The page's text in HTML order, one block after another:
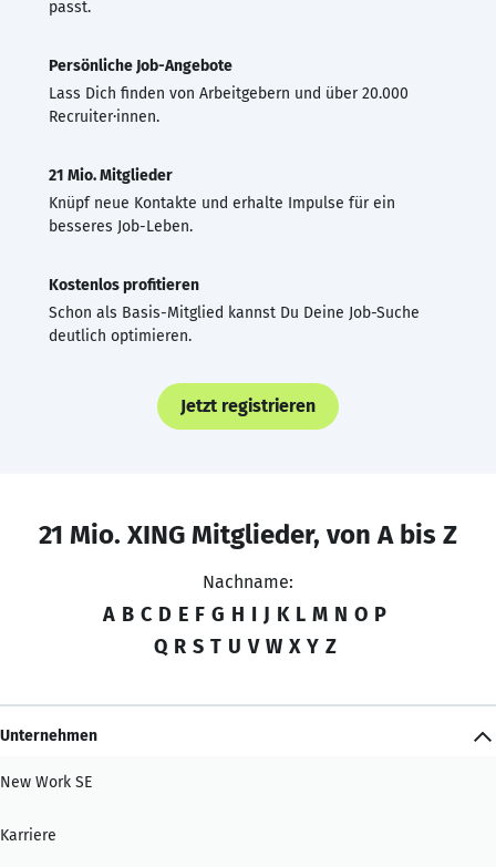
passt.
Persönliche Job-Angebote
Lass Dich finden von Arbeitgebern und über 20.000
Recruiter·innen.
21 Mio. Mitglieder
Knüpf neue Kontakte und erhalte Impulse für ein
besseres Job-Leben.
Kostenlos profitieren
Schon als Basis-Mitglied kannst Du Deine Job-Suche
deutlich optimieren.
Jetzt registrieren
21 Mio. XING Mitglieder, von A bis Z
Nachname:
A B C D E F G H I J K L M N O P
Q R S T U V W X Y Z
Unternehmen
New Work SE
Karriere